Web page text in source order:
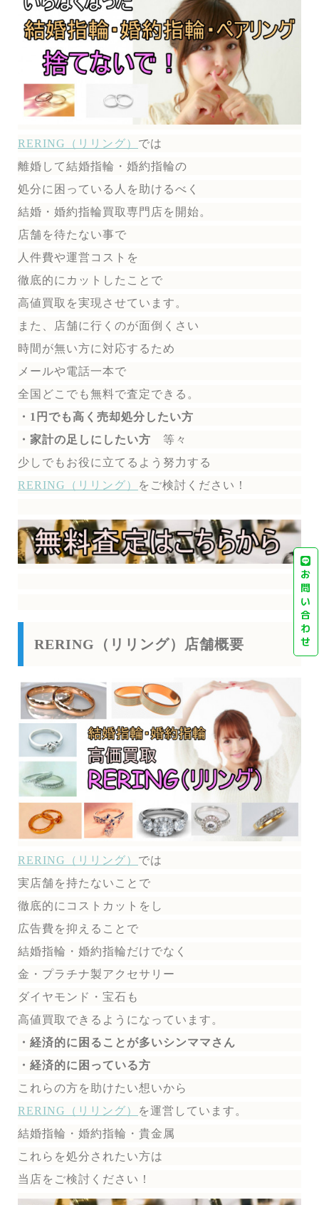
RERING（リリング） では
離婚して結婚指輪・婚約指輪の
処分に困っている人を助けるべく
結婚・婚約指輪買取専門店を開始。
店舗を待たない事で
人件費や運営コストを
徹底的にカットしたことで
高値買取を実現させています。
また、店舗に行くのが面倒くさい
時間が無い方に対応するため
メールや電話一本で
全国どこでも無料で査定できる。
・1円でも高く売却処分したい方
・家計の足しにしたい方 等々
少しでもお役に立てるよう努力する
RERING（リリング）
を ご検討ください！
RERING（リリング）店舗概要
RERING（リリング） では
実店舗を持たないことで
徹底的にコストカットをし
広告費を抑えることで
結婚指輪・婚約指輪だけでなく
金・プラチナ製アクセサリー
ダイヤモンド・宝石も
高値買取できるようになっています。
・経済的に困ることが多いシンママさん
・経済的に困っている方
これらの方を助けたい想いから
RERING（リリング）
を運営しています。
結婚指輪・婚約指輪・貴金属
これらを処分されたい方は
当店をご検討ください！
お
問
い
合
わ
せ